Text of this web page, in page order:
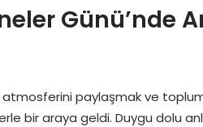
Günü’nde
atmosferini paylaşmak ve
bir araya geldi. Duygu dolu